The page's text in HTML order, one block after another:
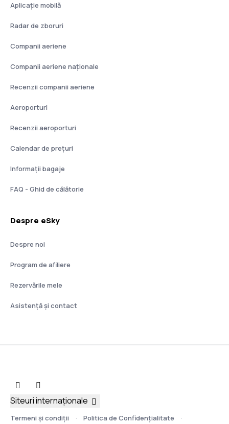
Aplicație mobilă
Radar de zboruri
Companii aeriene
Companii aeriene naţionale
Recenzii companii aeriene
Aeroporturi
Recenzii aeroporturi
Calendar de prețuri
Informații bagaje
FAQ - Ghid de călătorie
Despre eSky
Despre noi
Program de afiliere
Rezervările mele
Asistenţă şi contact
Termeni şi condiţii Politica de Confidențialitate
Siteuri internaționale